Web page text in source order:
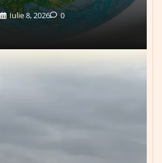
Iulie 8, 2026 0